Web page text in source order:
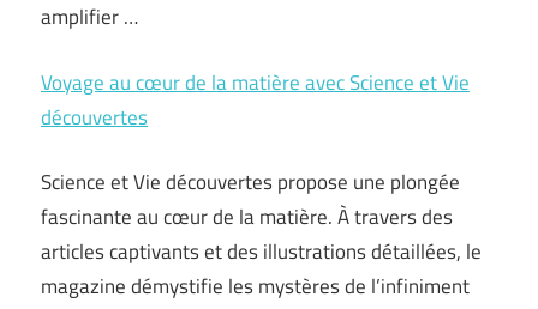
amplifier …
Voyage au cœur de la matière avec Science et Vie
découvertes
Science et Vie découvertes propose une plongée
fascinante au cœur de la matière. À travers des
articles captivants et des illustrations détaillées, le
magazine démystifie les mystères de l’infiniment